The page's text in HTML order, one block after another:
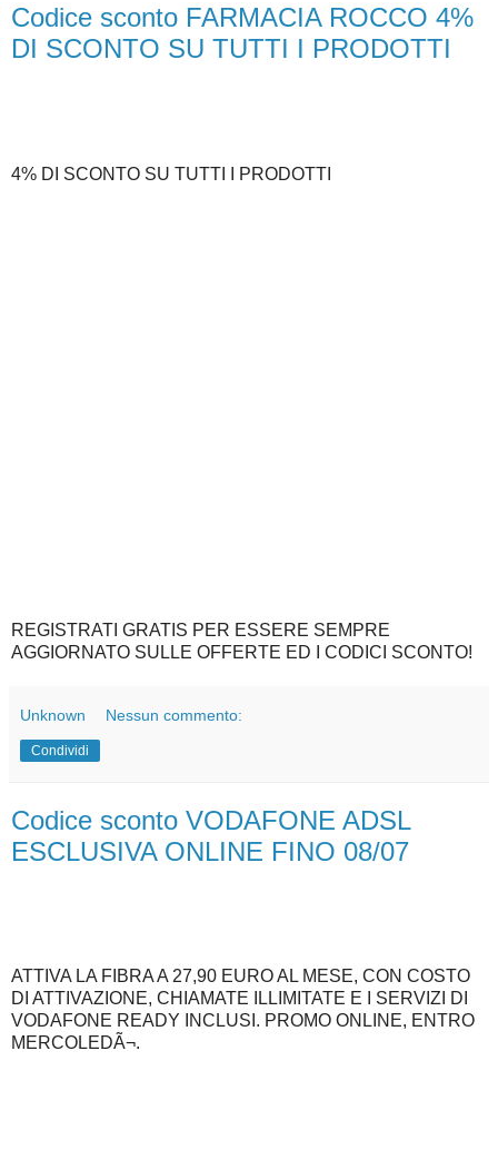
Codice sconto FARMACIA ROCCO 4%
DI SCONTO SU TUTTI I PRODOTTI
4% DI SCONTO SU TUTTI I PRODOTTI
REGISTRATI GRATIS PER ESSERE SEMPRE
AGGIORNATO SULLE OFFERTE ED I CODICI SCONTO!
Unknown Nessun commento:
Condividi
Codice sconto VODAFONE ADSL
ESCLUSIVA ONLINE FINO 08/07
ATTIVA LA FIBRA A 27,90 EURO AL MESE, CON COSTO
DI ATTIVAZIONE, CHIAMATE ILLIMITATE E I SERVIZI DI
VODAFONE READY INCLUSI. PROMO ONLINE, ENTRO
MERCOLEDÃ¬.